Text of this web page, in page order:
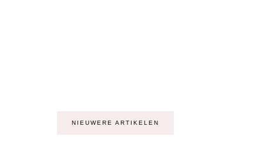
NIEUWERE ARTIKELEN